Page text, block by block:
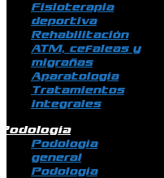
Fisioterapia
deportiva
Rehabilitación
ATM, cefaleas y
migrañas
Aparatología
Tratamientos
integrales
Podología
general
Podología